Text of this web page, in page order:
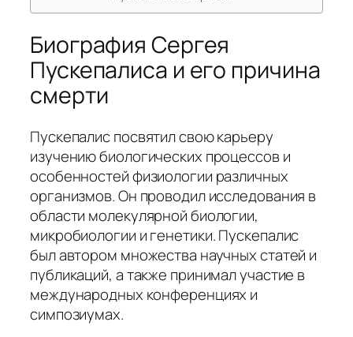
Биография Сергея
Пускепалиса и его причина
смерти
Пускепалис посвятил свою карьеру
изучению биологических процессов и
особенностей физиологии различных
организмов. Он проводил исследования в
области молекулярной биологии,
микробиологии и генетики. Пускепалис
был автором множества научных статей и
публикаций, а также принимал участие в
международных конференциях и
симпозиумах.